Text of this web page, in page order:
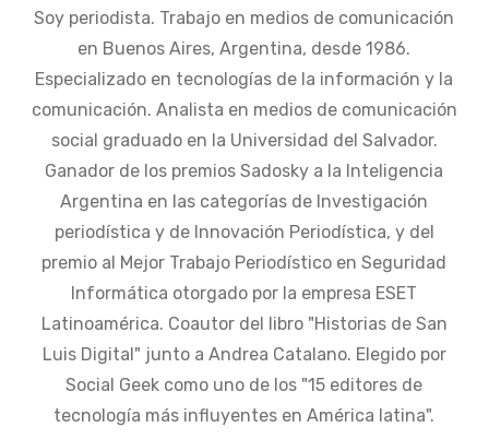
Soy periodista. Trabajo en medios de comunicación
en Buenos Aires, Argentina, desde 1986.
Especializado en tecnologías de la información y la
comunicación. Analista en medios de comunicación
social graduado en la Universidad del Salvador.
Ganador de los premios Sadosky a la Inteligencia
Argentina en las categorías de Investigación
periodística y de Innovación Periodística, y del
premio al Mejor Trabajo Periodístico en Seguridad
Informática otorgado por la empresa ESET
Latinoamérica. Coautor del libro "Historias de San
Luis Digital" junto a Andrea Catalano. Elegido por
Social Geek como uno de los "15 editores de
tecnología más influyentes en América latina".